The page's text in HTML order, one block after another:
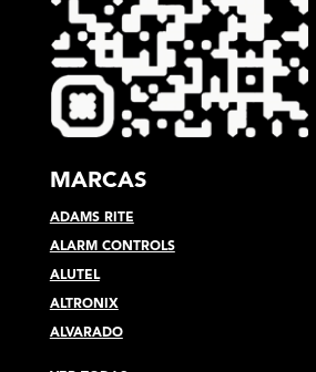
MARCAS
ADAMS RITE
ALARM CONTROLS
ALUTEL
ALTRONIX
ALVARADO